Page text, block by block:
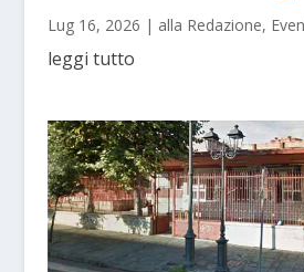
Lug 16, 2026 | alla Redazione,
leggi tutto